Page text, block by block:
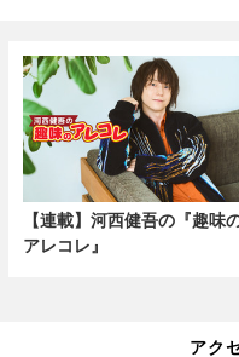
【連載】河西健吾の『趣味
アレコレ』
アク